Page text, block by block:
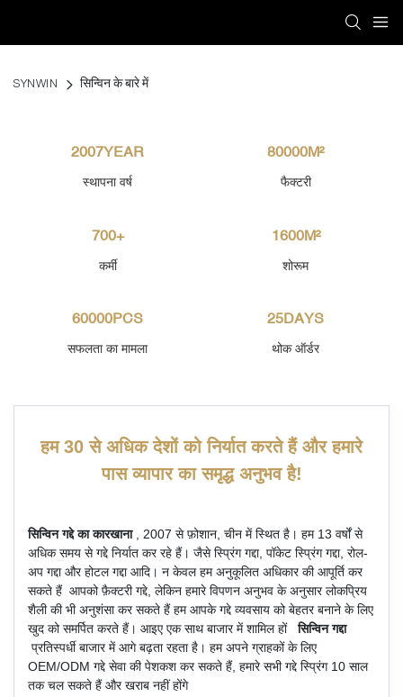
SYNWIN सिन्विन के बारे में
2007YEAR
स्थापना वर्ष
80000M²
फैक्टरी
700+
कर्मी
1600M²
शोरूम
60000PCS
सफलता का मामला
25DAYS
थोक ऑर्डर
हम 30 से अधिक देशों को निर्यात करते हैं और हमारे
पास व्यापार का समृद्ध अनुभव है!
सिन्विन गद्दे का कारखाना
, 2007 से फ़ोशान, चीन में स्थित है। हम 13 वर्षों से
अधिक समय से गद्दे निर्यात कर रहे हैं। जैसे स्प्रिंग गद्दा, पॉकेट स्प्रिंग गद्दा, रोल-
अप गद्दा और होटल गद्दा आदि। न केवल हम अनुकूलित अधिकार की आपूर्ति कर
सकते हैं आपको फ़ैक्टरी गद्दे, लेकिन हमारे विपणन अनुभव के अनुसार लोकप्रिय
शैली की भी अनुशंसा कर सकते हैं हम आपके गद्दे व्यवसाय को बेहतर बनाने के लिए
खुद को समर्पित करते हैं। आइए एक साथ बाजार में शामिल हों
सिन्विन गद्दा
प्रतिस्पर्धी बाजार में आगे बढ़ता रहता है। हम अपने ग्राहकों के लिए
OEM/ODM गद्दे सेवा की पेशकश कर सकते हैं, हमारे सभी गद्दे स्प्रिंग 10 साल
तक चल सकते हैं और खराब नहीं होंगे